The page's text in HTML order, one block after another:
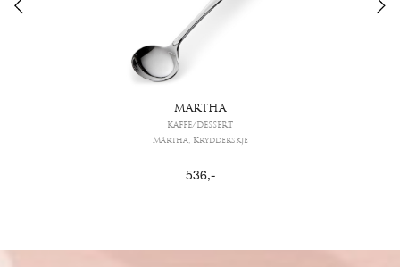
MARTHA
KAFFE/DESSERT
Märtha, Krydderskje
536,-